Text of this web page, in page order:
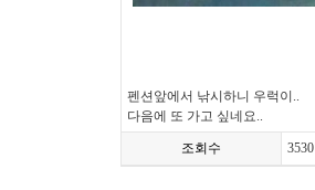
펜션앞에서 낚시하니 우럭이..
다음에 또 가고 싶네요..
조회수 3530